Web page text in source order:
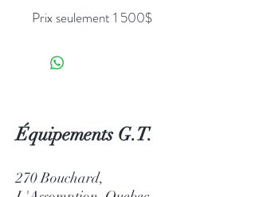
Prix seulement 1 500$
Équipements G.T.
270 Bouchard,